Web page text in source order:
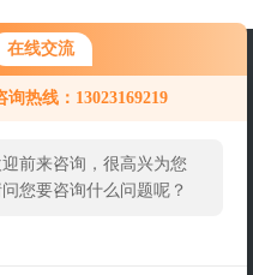
在线交流
询热线：13023169219
前来咨询，很高兴为您
您要咨询什么问题呢？